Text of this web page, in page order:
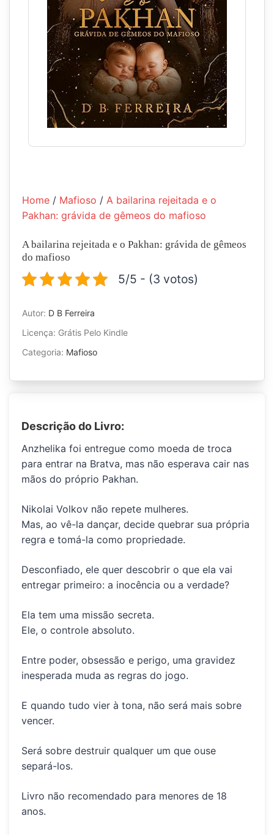
Home / Mafioso / A bailarina rejeitada e o
Pakhan: grávida de gêmeos do mafioso
A bailarina rejeitada e o Pakhan: grávida de gêmeos
do mafioso
5/5 - (3 votos)
Autor: D B Ferreira
Licença: Grátis Pelo Kindle
Categoria: Mafioso
Descrição do Livro:
Anzhelika foi entregue como moeda de troca
para entrar na Bratva, mas não esperava cair nas
mãos do próprio Pakhan.
Nikolai Volkov não repete mulheres.
Mas, ao vê-la dançar, decide quebrar sua própria
regra e tomá-la como propriedade.
Desconfiado, ele quer descobrir o que ela vai
entregar primeiro: a inocência ou a verdade?
Ela tem uma missão secreta.
Ele, o controle absoluto.
Entre poder, obsessão e perigo, uma gravidez
inesperada muda as regras do jogo.
E quando tudo vier à tona, não será mais sobre
vencer.
Será sobre destruir qualquer um que ouse
separá-los.
Livro não recomendado para menores de 18
anos.